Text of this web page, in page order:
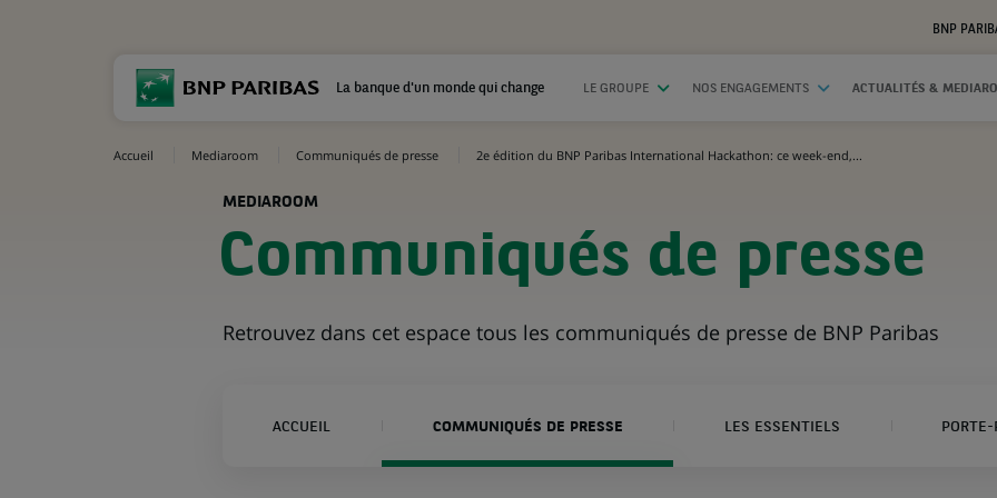
BNP
La banque d'un monde qui change LE GROUPE NOS ENGAGEMENTS ACTUALITÉS &
Accueil Mediaroom Communiqués de presse 2e édition du BNP Paribas International Hackathon: ce week-end,...
MEDIAROOM
Communiqués de presse
Retrouvez dans cet espace tous les communiqués de presse de BNP Paribas
ACCUEIL COMMUNIQUÉS DE PRESSE LES ESSENTIELS PORTE-